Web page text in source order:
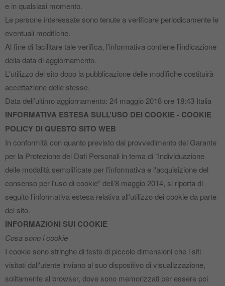
e in qualsiasi momento.
Le persone interessate sono tenute a verificare periodicamente le
eventuali modifiche.
Al fine di facilitare tale verifica, l'informativa contiene l'indicazione
della data di aggiornamento.
L'utilizzo del sito dopo la pubblicazione delle modifiche costituirà
accettazione delle stesse.
Data dell’ultimo aggiornamento: 24 maggio 2018 ore 18:43 Italia
INFORMATIVA ESTESA SULL’USO DEI COOKIE ‐ COOKIE
POLICY DI QUESTO SITO WEB
In conformità con quanto previsto dal provvedimento del Garante
per la Protezione dei Dati Personali in tema di "Individuazione
delle modalità semplificate per l'informativa e l'acquisizione del
consenso per l'uso di cookie” dell’8 maggio 2014, si riporta di
seguito l’informativa estesa relativa all’utilizzo dei cookie da parte
del sito.
INFORMAZIONI SUI COOKIE
Cosa sono i cookie
I cookie sono stringhe di testo di piccole dimensioni che i siti
visitati dall'utente inviano al suo dispositivo di visualizzazione,
solitamente al browser, dove sono memorizzati per essere poi